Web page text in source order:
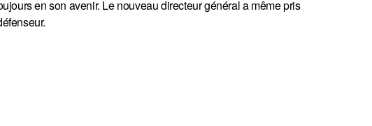
en son avenir. Le nouveau directeur général a même pris